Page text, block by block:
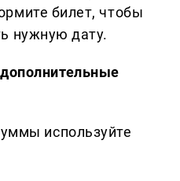
билет, чтобы
нужную дату.
используйте